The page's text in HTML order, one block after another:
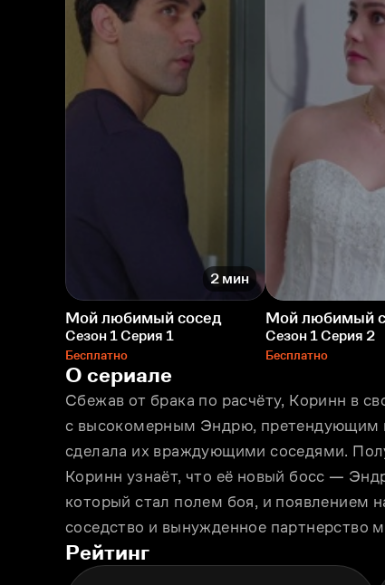
2 мин
Мой любимый сосед
Сезон 1 Серия 1
Бесплатно
Мой любимый
Сезон 1 Серия 2
Бесплатно
О сериале
Сбежав от брака по расчёту, Коринн в
с высокомерным Эндрю, претендующим
сделала их враждующими соседями.
Коринн узнаёт, что её новый босс —
который стал полем боя, и появлением
соседство и вынужденное партнерство
Рейтинг